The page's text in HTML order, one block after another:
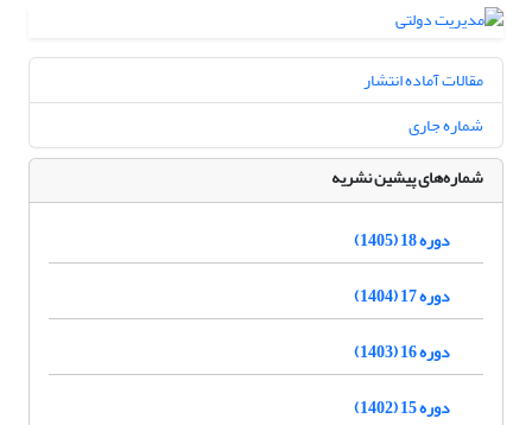
مقالات آماده انتشار
شماره جاری
شماره‌های پیشین نشریه
دوره 18 (1405)
دوره 17 (1404)
دوره 16 (1403)
دوره 15 (1402)